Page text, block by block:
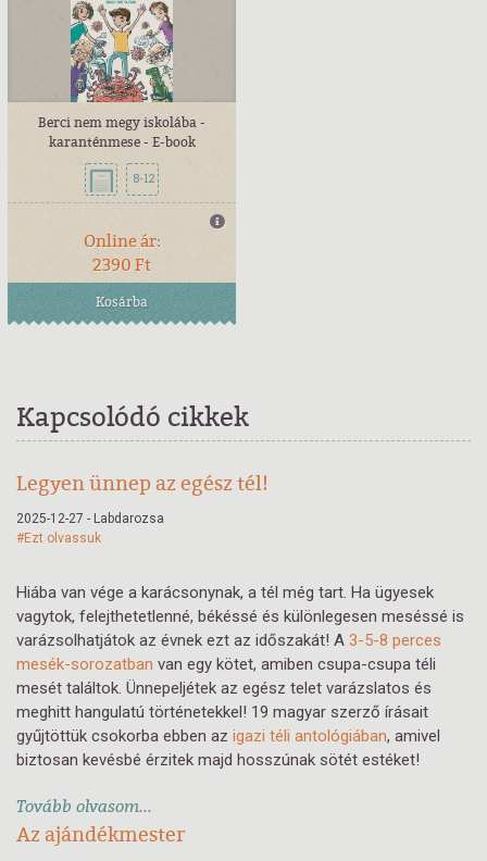
Berci nem megy iskolába -
karanténmese - E-book
8-12
Online ár:
2390 Ft
Kosárba
Kapcsolódó cikkek
Legyen ünnep az egész tél!
2025-12-27 - Labdarozsa
#Ezt olvassuk
Hiába van vége a karácsonynak, a tél még tart. Ha ügyesek
vagytok, felejthetetlenné, békéssé és különlegesen meséssé is
varázsolhatjátok az évnek ezt az időszakát! A 3-5-8 perces
mesék-sorozatban van egy kötet, amiben csupa-csupa téli
mesét találtok. Ünnepeljétek az egész telet varázslatos és
meghitt hangulatú történetekkel! 19 magyar szerző írásait
gyűjtöttük csokorba ebben az igazi téli antológiában, amivel
biztosan kevésbé érzitek majd hosszúnak sötét estéket!
Tovább olvasom...
Az ajándékmester